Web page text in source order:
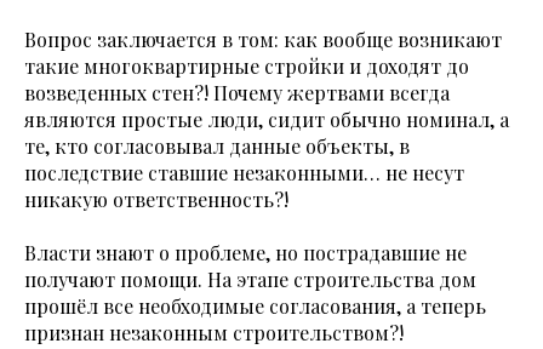
Вопрос заключается в том: как вообще возникают
такие многоквартирные стройки и доходят до
возведенных стен?! Почему жертвами всегда
являются простые люди, сидит обычно номинал, а
те, кто согласовывал данные объекты, в
последствие ставшие незаконными… не несут
никакую ответственность?!
Власти знают о проблеме, но пострадавшие не
получают помощи. На этапе строительства дом
прошёл все необходимые согласования, а теперь
признан незаконным строительством?!